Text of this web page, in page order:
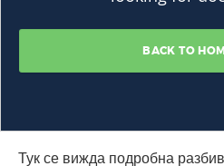
Тук се вижда подробна